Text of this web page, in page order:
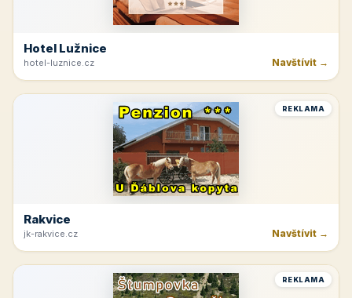
Hotel Lužnice
hotel-luznice.cz Navštívit →
REKLAMA
Rakvice
jk-rakvice.cz Navštívit →
REKLAMA